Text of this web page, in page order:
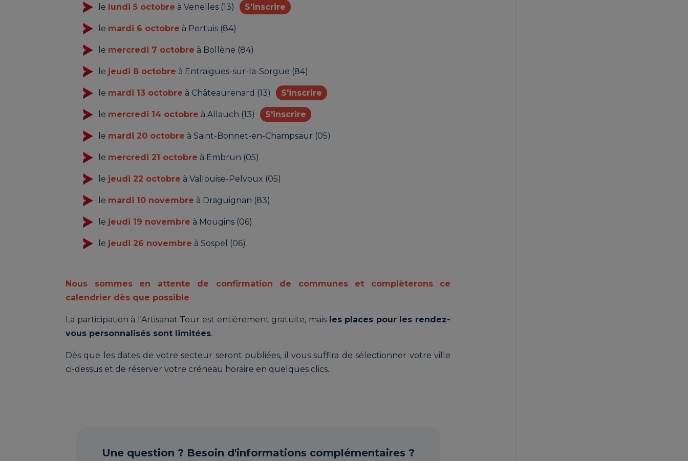
le lundi 5 octobre à Venelles (13) S'inscrire
le mardi 6 octobre à Pertuis (84)
le mercredi 7 octobre à Bollène (84)
le jeudi 8 octobre à Entraigues-sur-la-Sorgue (84)
le mardi 13 octobre à Châteaurenard (13) S'inscrire
le mercredi 14 octobre à Allauch (13) S'inscrire
le mardi 20 octobre à Saint-Bonnet-en-Champsaur (05)
le mercredi 21 octobre à Embrun (05)
le jeudi 22 octobre à Vallouise-Pelvoux (05)
le mardi 10 novembre à Draguignan (83)
le jeudi 19 novembre à Mougins (06)
le jeudi 26 novembre à Sospel (06)
Nous sommes en attente de confirmation de communes et complèterons ce
calendrier dès que possible
La participation à l'Artisanat Tour est entièrement gratuite, mais les places pour les rendez-
vous personnalisés sont limitées.
Dès que les dates de votre secteur seront publiées, il vous suffira de sélectionner votre ville
ci-dessus et de réserver votre créneau horaire en quelques clics.
Une question ? Besoin d'informations complémentaires ?